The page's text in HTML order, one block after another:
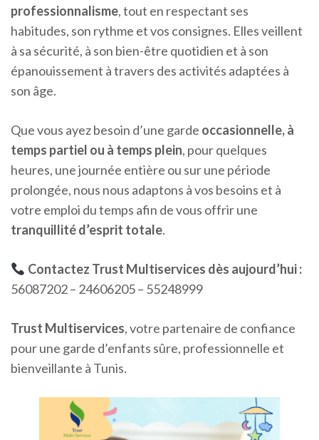
professionnalisme, tout en respectant ses
habitudes, son rythme et vos consignes. Elles veillent
à sa sécurité, à son bien-être quotidien et à son
épanouissement à travers des activités adaptées à
son âge.
Que vous ayez besoin d’une garde occasionnelle, à
temps partiel ou à temps plein, pour quelques
heures, une journée entière ou sur une période
prolongée, nous nous adaptons à vos besoins et à
votre emploi du temps afin de vous offrir une
tranquillité d’esprit totale.
Contactez Trust Multiservices dès aujourd’hui :
56087202 – 24606205 – 55248999
Trust Multiservices, votre partenaire de confiance
pour une garde d’enfants sûre, professionnelle et
bienveillante à Tunis.